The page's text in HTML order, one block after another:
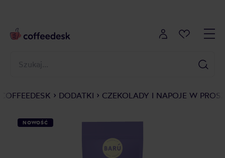
COFFEEDESK DODATKI CZEKOLADY I NAPOJE W
NOWOŚĆ